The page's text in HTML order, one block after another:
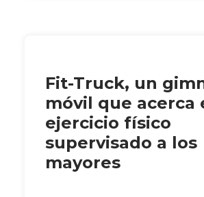
Fit-Truck, un
móvil que acerca
ejercicio físico
supervisado a los
mayores